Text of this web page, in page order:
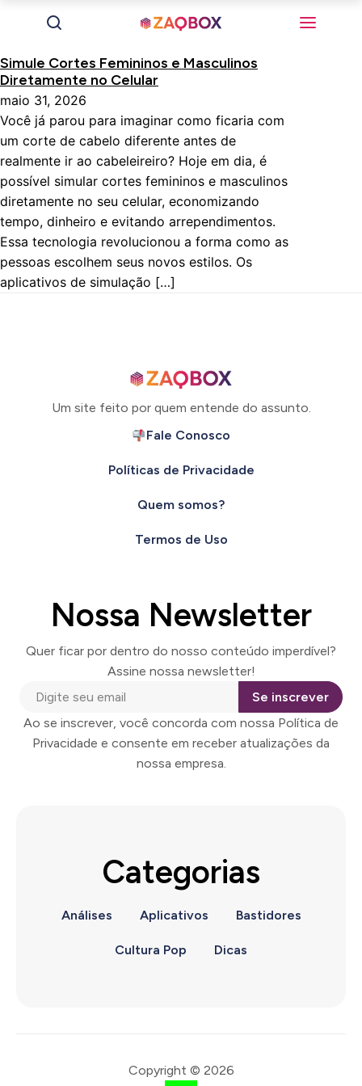
Simule Cortes Femininos e Masculinos
Diretamente no Celular
maio 31, 2026
Você já parou para imaginar como ficaria com
um corte de cabelo diferente antes de
realmente ir ao cabeleireiro? Hoje em dia, é
possível simular cortes femininos e masculinos
diretamente no seu celular, economizando
tempo, dinheiro e evitando arrependimentos.
Essa tecnologia revolucionou a forma como as
pessoas escolhem seus novos estilos. Os
aplicativos de simulação […]
Um site feito por quem entende do assunto.
Fale Conosco
Políticas de Privacidade
Quem somos?
Termos de Uso
Nossa Newsletter
Quer ficar por dentro do nosso conteúdo imperdível?
Assine nossa newsletter!
Se inscrever
Ao se inscrever, você concorda com nossa Política de
Privacidade e consente em receber atualizações da
nossa empresa.
Categorias
Análises Aplicativos Bastidores
Cultura Pop Dicas
Copyright © 2026